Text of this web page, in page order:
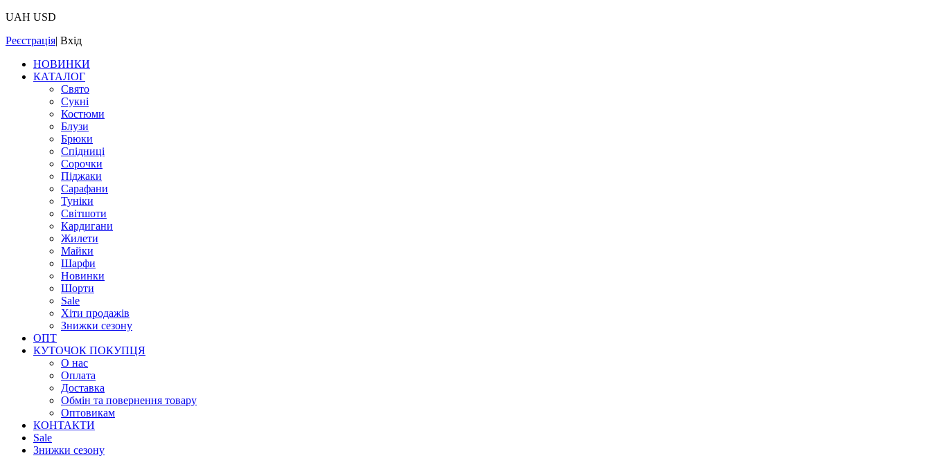
UAH USD
Реєстрація| Вхід
НОВИНКИ
КАТАЛОГ
Свято
Сукні
Костюми
Блузи
Брюки
Спідниці
Сорочки
Піджаки
Сарафани
Туніки
Світшоти
Кардигани
Жилети
Майки
Шарфи
Новинки
Шорти
Sale
Хіти продажів
Знижки сезону
ОПТ
КУТОЧОК ПОКУПЦЯ
О нас
Оплата
Доставка
Обмін та повернення товару
Оптовикам
КОНТАКТИ
Sale
Знижки сезону